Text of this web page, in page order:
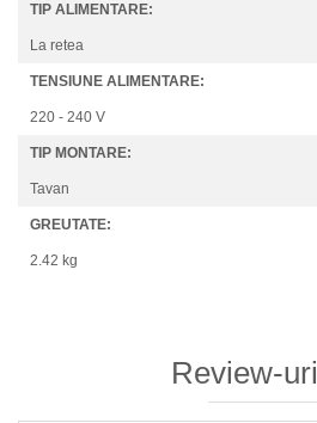
TIP ALIMENTARE:
La retea
TENSIUNE ALIMENTARE:
220 - 240 V
TIP MONTARE:
Tavan
GREUTATE:
2.42 kg
Review-uri